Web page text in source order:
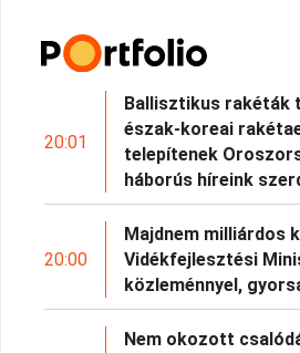
20:01
Ballisztikus rakéták
észak-koreai
telepítenek
háborús híreink
20:00
Majdnem milliárdos
Vidékfejlesztési
közleménnyel,
Nem okozott